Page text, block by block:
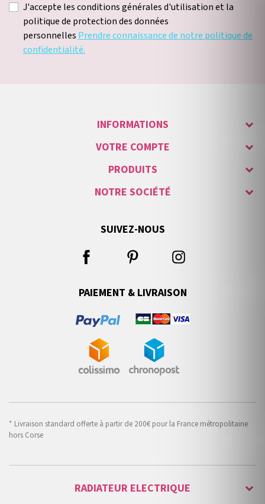
J'accepte les conditions générales d'utilisation et la
politique de protection des données
personnellesPrendre connaissance de notre politique de
confidentialité.
INFORMATIONS
VOTRE COMPTE
PRODUITS
NOTRE SOCIÉTÉ
SUIVEZ-NOUS
PAIEMENT & LIVRAISON
* Livraison standard offerte à partir de 200€ pour la France métropolitaine
hors Corse
RADIATEUR ELECTRIQUE